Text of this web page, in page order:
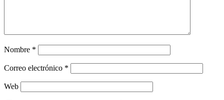
Nombre *
Correo electrónico *
Web